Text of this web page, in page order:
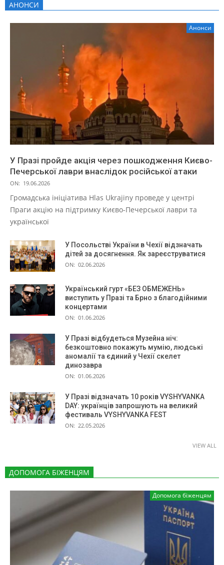
АНОНСИ
Анонси
У Празі пройде акція через пошкодження Києво-
Печерської лаври внаслідок російської атаки
ON: 19.06.2026
Громадська ініціатива Hlas Ukrajiny проведе у центрі
Праги акцію на підтримку Києво-Печерської лаври та
української
У Посольстві України в Чехії відзначать
дітей за досягнення. Як зареєструватися
ON: 02.06.2026
Український гурт «БЕЗ ОБМЕЖЕНЬ»
виступить у Празі та Брно з благодійними
концертами
ON: 01.06.2026
У Празі відбудеться Музейна ніч:
безкоштовно покажуть мумію, людські
аномалії та єдиний у Чехії скелет
динозавра
ON: 01.06.2026
У Празі відзначать 10 років VYSHYVANKA
DAY: українців запрошують на великий
фестиваль VYSHYVANKA FEST
ON: 22.05.2026
VIEW ALL
ДОПОМОГА БІЖЕНЦЯМ
Допомога біженцям